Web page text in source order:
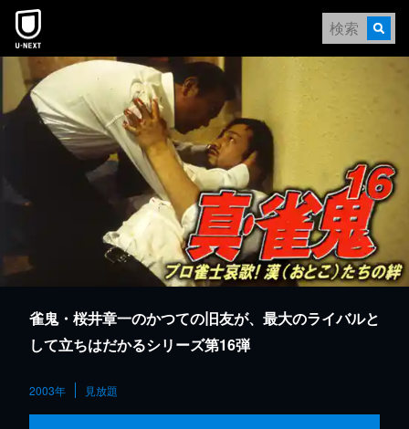
本文へスキップ
雀鬼・桜井章一のかつての旧友が、最大のライバルと
して立ちはだかるシリーズ第16弾
2003年 見放題